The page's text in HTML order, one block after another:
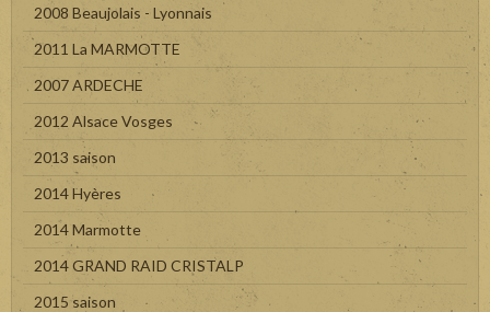
2008 Beaujolais - Lyonnais
2011 La MARMOTTE
2007 ARDECHE
2012 Alsace Vosges
2013 saison
2014 Hyères
2014 Marmotte
2014 GRAND RAID CRISTALP
2015 saison